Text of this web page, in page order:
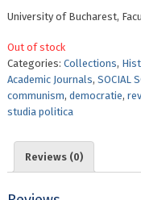
University of Bucharest,
Out of stock
Categories: Collections,
Academic Journals, SOCIAL
communism, democratie,
studia politica
Reviews (0)